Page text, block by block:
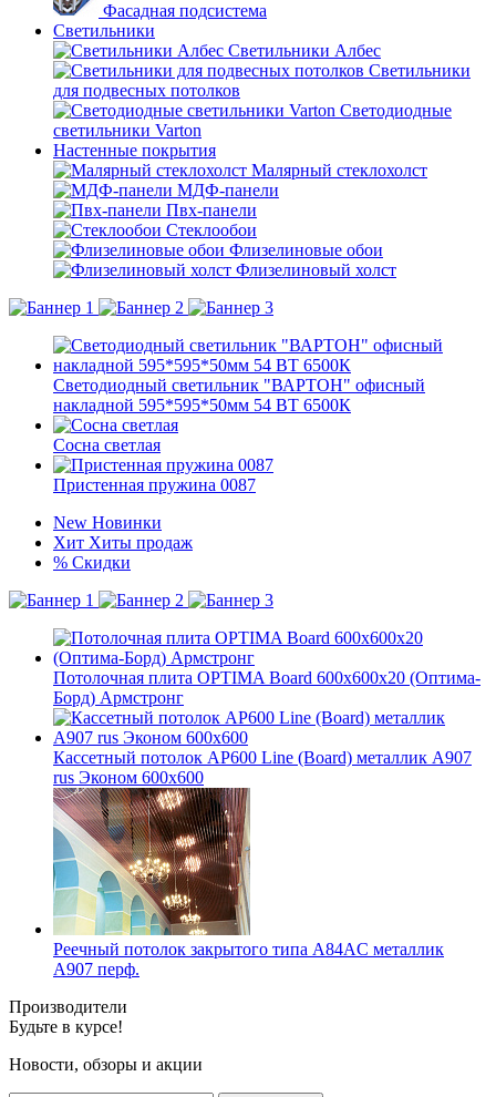
Фасадная подсистема
Светильники
Светильники Албес
Светильники
для подвесных потолков
Светодиодные
светильники Varton
Настенные покрытия
Малярный стеклохолст
МДФ-панели
Пвх-панели
Стеклообои
Флизелиновые обои
Флизелиновый холст
Светодиодный светильник "ВАРТОН" офисный
накладной 595*595*50мм 54 ВТ 6500К
Сосна светлая
Пристенная пружина 0087
New Новинки
Хит Хиты продаж
% Скидки
Потолочная плита OPTIMA Board 600x600x20 (Оптима-
Борд) Армстронг
Кассетный потолок AP600 Line (Board) металлик А907
rus Эконом 600x600
Реечный потолок закрытого типа A84AC металлик
А907 перф.
Производители
Будьте в курсе!
Новости, обзоры и акции